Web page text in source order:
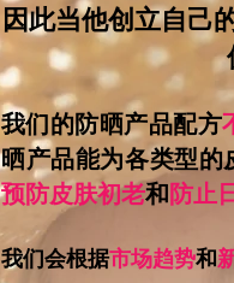
因此当他创立自己
我们的防晒产品配方
晒产品能为各类型的
预防皮肤初老和防止
我们会根据市场趋势和